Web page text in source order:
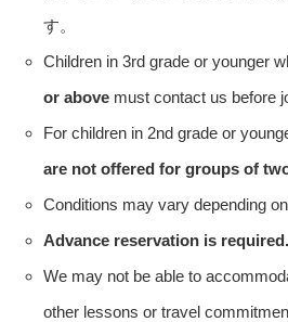
す。
Children in 3rd grade or younger
or abovemust contact us before
For children in 2nd grade or
are not offered for groups of
Conditions may vary depending
Advance reservation is required.
We may not be able to
other lessons or travel